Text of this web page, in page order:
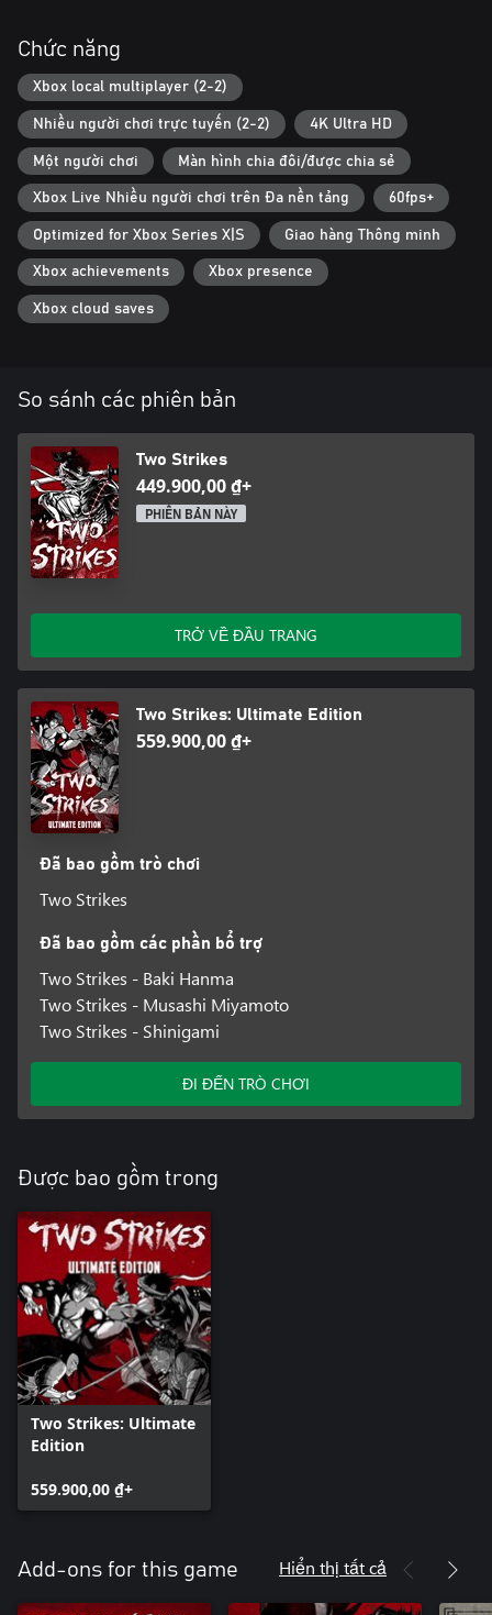
Chức năng
Xbox local multiplayer (2-2)
Nhiều người chơi trực tuyến (2-2) 4K Ultra HD
Một người chơi Màn hình chia đôi/được chia sẻ
Xbox Live Nhiều người chơi trên Đa nền tảng 60fps+
Optimized for Xbox Series X|S Giao hàng Thông minh
Xbox achievements Xbox presence
Xbox cloud saves
So sánh các phiên bản
Two Strikes
449.900,00 ₫+
PHIÊN BẢN NÀY
TRỞ VỀ ĐẦU TRANG
Two Strikes: Ultimate Edition
559.900,00 ₫+
Đã bao gồm trò chơi
Two Strikes
Đã bao gồm các phần bổ trợ
Two Strikes - Baki Hanma
Two Strikes - Musashi Miyamoto
Two Strikes - Shinigami
ĐI ĐẾN TRÒ CHƠI
Được bao gồm trong
Two Strikes: Ultimate
Edition
559.900,00 ₫+
Add-ons for this game Hiển thị tất cả